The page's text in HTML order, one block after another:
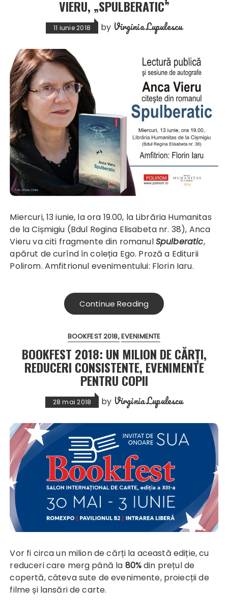
VIERU, „SPULBERATIC”
11 iunie 2018 by Virginia Lupulescu
Miercuri, 13 iunie, la ora 19.00, la Librăria Humanitas
de la Cișmigiu (Bdul Regina Elisabeta nr. 38), Anca
Vieru va citi fragmente din romanulSpulberatic,
apărut de curînd în coleția Ego. Proză a Editurii
Polirom. Amfitrionul evenimentului: Florin Iaru.
Continue Reading
BOOKFEST 2018 EVENIMENTE
BOOKFEST 2018: UN MILION DE CĂRȚI,
REDUCERI CONSISTENTE, EVENIMENTE
PENTRU COPII
28 mai 2018 by Virginia Lupulescu
Vor fi circa un milion de cărți la această ediție, cu
reduceri care merg până la 80%din prețul de
copertă, câteva sute de evenimente, proiecții de
filme și lansări de carte.